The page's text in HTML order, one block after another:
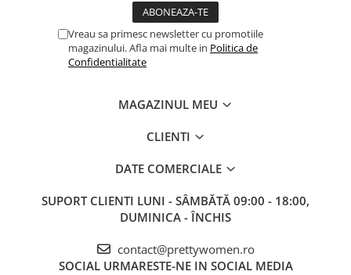
Vreau sa primesc newsletter cu promotiile
magazinului. Afla mai multe in Politica de
Confidentialitate
MAGAZINUL MEU
CLIENTI
DATE COMERCIALE
SUPORT CLIENTI LUNI - SÂMBĂTĂ 09:00 - 18:00,
DUMINICA - ÎNCHIS
contact@prettywomen.ro
SOCIAL URMARESTE-NE IN SOCIAL MEDIA